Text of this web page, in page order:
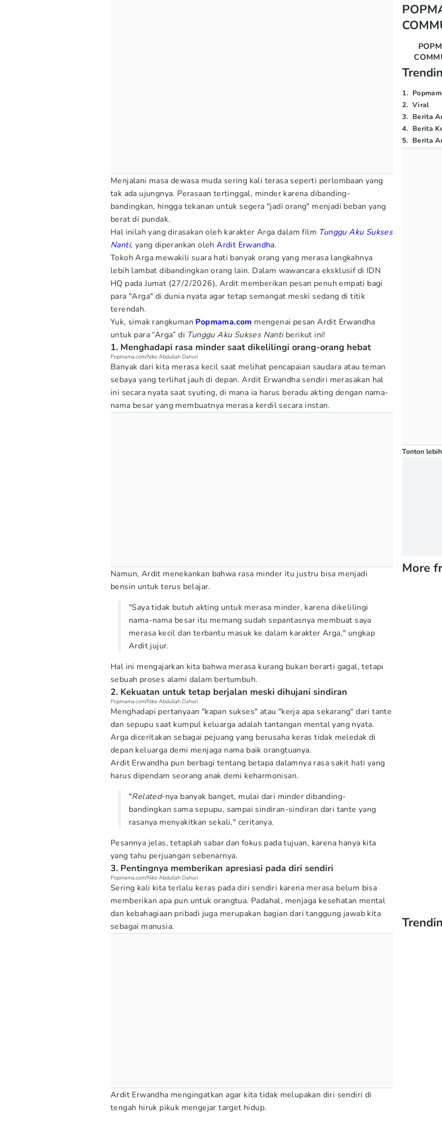
Menjalani masa dewasa muda sering kali terasa seperti perlombaan yang
tak ada ujungnya. Perasaan tertinggal, minder karena dibanding-
bandingkan, hingga tekanan untuk segera "jadi orang" menjadi beban yang
berat di pundak.
Hal inilah yang dirasakan oleh karakter Arga dalam film Tunggu Aku Sukses
Nanti, yang diperankan olehArdit Erwandha.
Tokoh Arga mewakili suara hati banyak orang yang merasa langkahnya
lebih lambat dibandingkan orang lain. Dalam wawancara eksklusif di IDN
HQ pada Jumat (27/2/2026), Ardit memberikan pesan penuh empati bagi
para "Arga" di dunia nyata agar tetap semangat meski sedang di titik
terendah.
Yuk, simak rangkuman Popmama.com mengenai pesan Ardit Erwandha
untuk para “Arga” di Tunggu Aku Sukses Nantiberikut ini!
1. Menghadapi rasa minder saat dikelilingi orang-orang hebat
Popmama.com/Niko Abdullah Dahuri
Banyak dari kita merasa kecil saat melihat pencapaian saudara atau teman
sebaya yang terlihat jauh di depan. Ardit Erwandha sendiri merasakan hal
ini secara nyata saat syuting, di mana ia harus beradu akting dengan nama-
nama besar yang membuatnya merasa kerdil secara instan.
Namun, Ardit menekankan bahwa rasa minder itu justru bisa menjadi
bensin untuk terus belajar.
"Saya tidak butuh akting untuk merasa minder, karena dikelilingi
nama-nama besar itu memang sudah sepantasnya membuat saya
merasa kecil dan terbantu masuk ke dalam karakter Arga," ungkap
Ardit jujur.
Hal ini mengajarkan kita bahwa merasa kurang bukan berarti gagal, tetapi
sebuah proses alami dalam bertumbuh.
2. Kekuatan untuk tetap berjalan meski dihujani sindiran
Popmama.com/Niko Abdullah Dahuri
Menghadapi pertanyaan "kapan sukses" atau "kerja apa sekarang" dari tante
dan sepupu saat kumpul keluarga adalah tantangan mental yang nyata.
Arga diceritakan sebagai pejuang yang berusaha keras tidak meledak di
depan keluarga demi menjaga nama baik orangtuanya.
Ardit Erwandha pun berbagi tentang betapa dalamnya rasa sakit hati yang
harus dipendam seorang anak demi keharmonisan.
"Related-nya banyak banget, mulai dari minder dibanding-
bandingkan sama sepupu, sampai sindiran-sindiran dari tante yang
rasanya menyakitkan sekali," ceritanya.
Pesannya jelas, tetaplah sabar dan fokus pada tujuan, karena hanya kita
yang tahu perjuangan sebenarnya.
3. Pentingnya memberikan apresiasi pada diri sendiri
Popmama.com/Niko Abdullah Dahuri
Sering kali kita terlalu keras pada diri sendiri karena merasa belum bisa
memberikan apa pun untuk orangtua. Padahal, menjaga kesehatan mental
dan kebahagiaan pribadi juga merupakan bagian dari tanggung jawab kita
sebagai manusia.
Ardit Erwandha mengingatkan agar kita tidak melupakan diri sendiri di
tengah hiruk pikuk mengejar target hidup.
1.
2. Viral
3. Berita
4. Berita
5. Berita
Tonton
More